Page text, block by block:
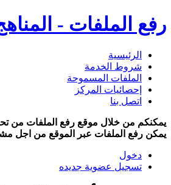
رفع الملفات -
الرئيسية
شروط الخدمة
الملفات المسموحة
إحصائيات المركز
اتصل بنا
يمكنكم من خلال موقع رفع الملفات من
يمكن رفع الملفات عبر الموقع من اجل
دخول
تسجيل عضوية جديده